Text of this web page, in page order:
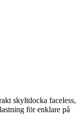
skyltdocka faceless,
för enklare på